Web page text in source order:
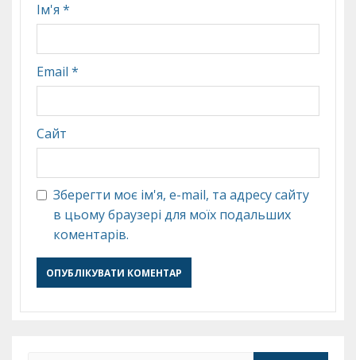
Ім'я *
Email *
Сайт
Зберегти моє ім'я, e-mail, та адресу сайту
в цьому браузері для моїх подальших
коментарів.